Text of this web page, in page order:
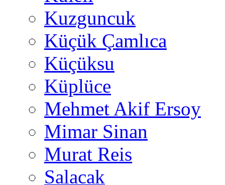
Kuzguncuk
Küçük Çamlıca
Küçüksu
Küplüce
Mehmet Akif Ersoy
Mimar Sinan
Murat Reis
Salacak